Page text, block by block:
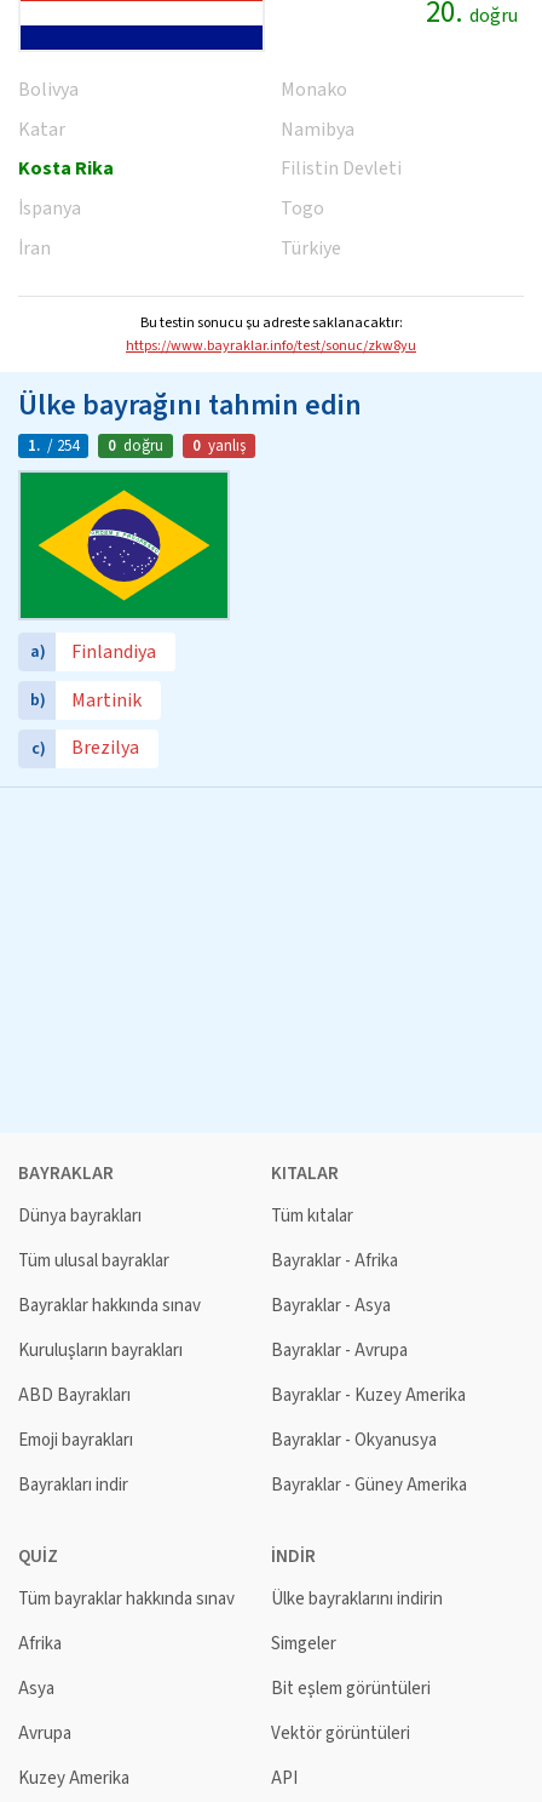
20. doğru
Bolivya
Katar
Kosta Rika
İspanya
İran
Monako
Namibya
Filistin Devleti
Togo
Türkiye
Bu testin sonucu şu adreste saklanacaktır:
https://www.bayraklar.info/test/sonuc/zkw8yu
Ülke bayrağını tahmin edin
1. / 254 0 doğru 0 yanlış
a) Finlandiya
b) Martinik
c) Brezilya
BAYRAKLAR
Dünya bayrakları
Tüm ulusal bayraklar
Bayraklar hakkında sınav
Kuruluşların bayrakları
ABD Bayrakları
Emoji bayrakları
Bayrakları indir
KITALAR
Tüm kıtalar
Bayraklar - Afrika
Bayraklar - Asya
Bayraklar - Avrupa
Bayraklar - Kuzey Amerika
Bayraklar - Okyanusya
Bayraklar - Güney Amerika
QUIZ
Tüm bayraklar hakkında sınav
Afrika
Asya
Avrupa
Kuzey Amerika
İNDIR
Ülke bayraklarını indirin
Simgeler
Bit eşlem görüntüleri
Vektör görüntüleri
API